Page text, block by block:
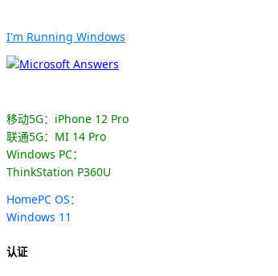
I'm Running Windows
移动5G：iPhone 12 Pro
联通5G：MI 14 Pro
Windows PC：
ThinkStation P360U
HomePC OS：
Windows 11
认证